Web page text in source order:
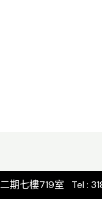
期七樓719室 Tel :